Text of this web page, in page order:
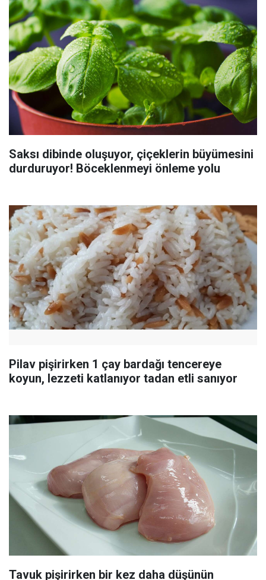
Saksı dibinde oluşuyor, çiçeklerin büyümesini
durduruyor! Böceklenmeyi önleme yolu
Pilav pişirirken 1 çay bardağı tencereye
koyun, lezzeti katlanıyor tadan etli sanıyor
Tavuk pişirirken bir kez daha düşünün